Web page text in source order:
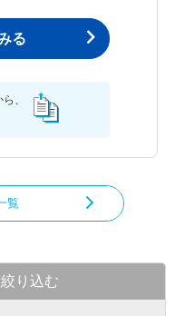
る
、
覧
り込む